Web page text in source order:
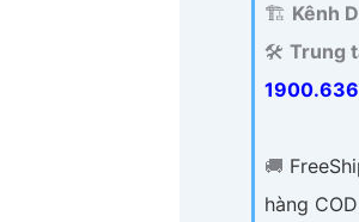
🏗️ Kênh
🛠️ Trung
🚚
hàng